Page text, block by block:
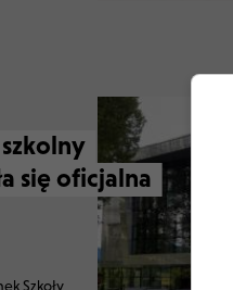
się oficjalna
Szkoły